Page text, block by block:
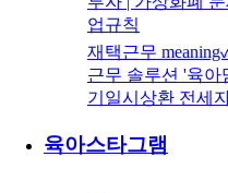
업규칙
재택근무
근무 솔루션 '육
기일시상환 전세
육아스타그램